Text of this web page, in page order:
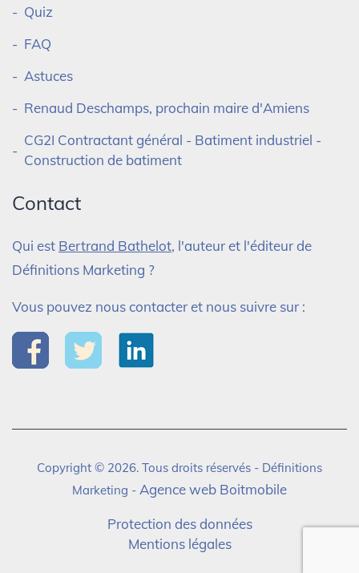
Quiz
FAQ
Astuces
Renaud Deschamps, prochain maire d'Amiens
CG2I Contractant général - Batiment industriel -
Construction de batiment
Contact
Qui est Bertrand Bathelot, l'auteur et l'éditeur de
Définitions Marketing ?
Vous pouvez nous contacter et nous suivre sur :
Copyright © 2026. Tous droits réservés - Définitions
Marketing - Agence web Boitmobile
Protection des données
Mentions légales